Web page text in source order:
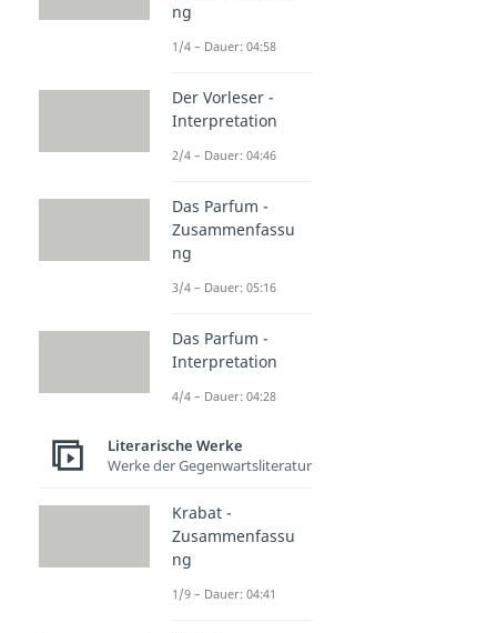
ng
1/4 – Dauer: 04:58
Der Vorleser -
Interpretation
2/4 – Dauer: 04:46
Das Parfum -
Zusammenfassu
ng
3/4 – Dauer: 05:16
Das Parfum -
Interpretation
4/4 – Dauer: 04:28
Literarische Werke
Werke der Gegenwartsliteratur
Krabat -
Zusammenfassu
ng
1/9 – Dauer: 04:41